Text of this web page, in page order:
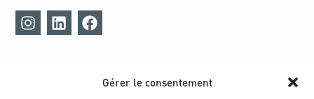
Gérer le consentement